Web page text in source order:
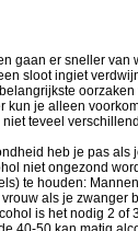
gaan er sneller
sloot ingiet
kun je alleen
teveel
heb je pas als
niet ongezond
te houden:
als je zwanger
is het nodig 2